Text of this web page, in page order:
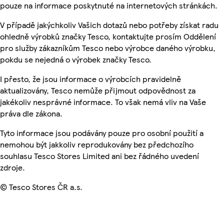
pouze na informace poskytnuté na internetových stránkách.
V případě jakýchkoliv Vašich dotazů nebo potřeby získat radu
ohledně výrobků značky Tesco, kontaktujte prosím Oddělení
pro služby zákazníkům Tesco nebo výrobce daného výrobku,
pokdu se nejedná o výrobek značky Tesco.
I přesto, že jsou informace o výrobcích pravidelně
aktualizovány, Tesco nemůže přijmout odpovědnost za
jakékoliv nesprávné informace. To však nemá vliv na Vaše
práva dle zákona.
Tyto informace jsou podávány pouze pro osobní použití a
nemohou být jakkoliv reprodukovány bez předchozího
souhlasu Tesco Stores Limited ani bez řádného uvedení
zdroje.
© Tesco Stores ČR a.s.